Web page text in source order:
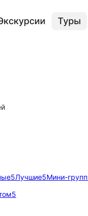
Туры
5Лучшие5Мини-
5